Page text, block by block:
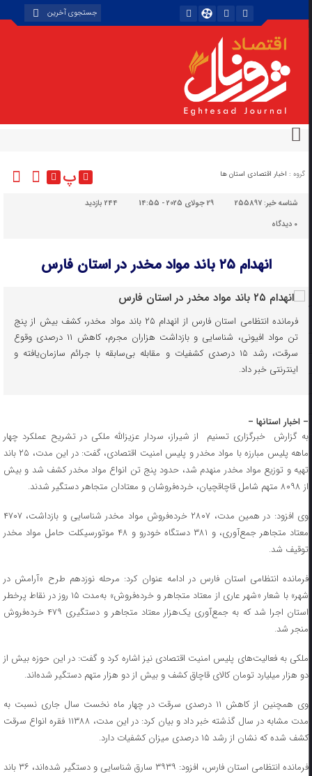
گروه : اخبار اقتصادی استان ها پ
شناسه خبر:255897 29 جولای 2025 - 14:55
244 بازدید
دیدگاه
انهدام ۲۵ باند مواد مخدر در استان فارس
فرمانده انتظامی استان فارس از انهدام ۲۵ باند مواد مخدر، کشف بیش از پنج
تن مواد افیونی، شناسایی و بازداشت هزاران مجرم، کاهش ۱۱ درصدی وقوع
سرقت، رشد ۱۵ درصدی کشفیات و مقابله بی‌سابقه با جرائم سازمان‌یافته و
اینترنتی خبر داد.
– اخبار استانها –
به گزارش خبرگزاری تسنیم از شیراز، سردار عزیزالله ملکی در تشریح عملکرد چهار
ماهه پلیس مبارزه با مواد مخدر و پلیس امنیت اقتصادی، گفت: در این مدت، ۲۵ باند
تهیه و توزیع مواد مخدر منهدم شد، حدود پنج تن انواع مواد مخدر کشف شد و بیش
از ۸۰۹۸ متهم شامل قاچاقچیان، خرده‌فروشان و معتادان متجاهر دستگیر شدند.
وی افزود: در همین مدت، ۲۸۰۷ خرده‌فروش مواد مخدر شناسایی و بازداشت، ۴۷۰۷
معتاد متجاهر جمع‌آوری، و ۳۸۱ دستگاه خودرو و ۴۸ موتورسیکلت حامل مواد مخدر
توقیف شد.
فرمانده انتظامی استان فارس در ادامه عنوان کرد: مرحله نوزدهم طرح «آرامش در
شهر» با شعار «شهر عاری از معتاد متجاهر و خرده‌فروش» به‌مدت ۱۵ روز در نقاط پرخطر
استان اجرا شد که به جمع‌آوری یک‌هزار معتاد متجاهر و دستگیری ۴۷۹ خرده‌فروش
منجر شد.
ملکی به فعالیت‌های پلیس امنیت اقتصادی نیز اشاره کرد و گفت: در این حوزه بیش از
دو هزار میلیارد تومان کالای قاچاق کشف و بیش از دو هزار متهم دستگیر شده‌اند.
وی همچنین از کاهش ۱۱ درصدی سرقت در چهار ماه نخست سال جاری نسبت به
مدت مشابه در سال گذشته خبر داد و بیان کرد: در این مدت، ۱۱۳۸۸ فقره انواع سرقت
کشف شده که نشان از رشد ۱۵ درصدی میزان کشفیات دارد.
فرمانده انتظامی استان فارس، افزود: ۳۹۳۹ سارق شناسایی و دستگیر شده‌اند، ۳۶ باند